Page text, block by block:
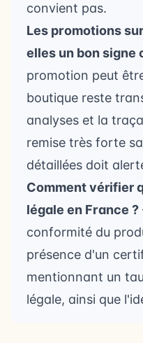
convient pas.
Les promotions
elles un bon signe
promotion peut
boutique reste
analyses et la
remise très forte
détaillées doit
Comment vérifier
légale en France ?
conformité du
présence d'un
mentionnant un
légale, ainsi que